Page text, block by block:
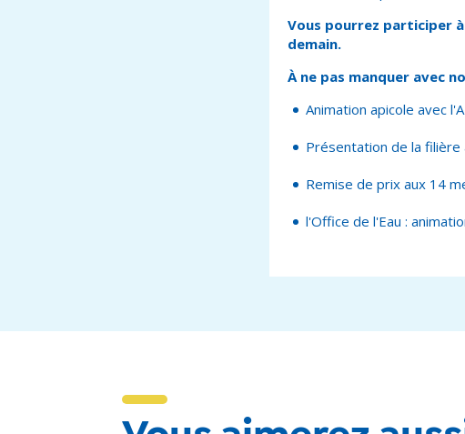
Vous pourrez participer
demain.
À ne pas manquer avec
Animation apicole avec
Présentation de la filière
Remise de prix aux 14
l'Office de l'Eau :